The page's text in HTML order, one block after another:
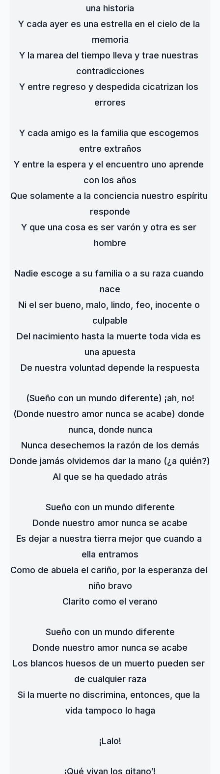
una historia
Y cada ayer es una estrella en el cielo de la
memoria
Y la marea del tiempo lleva y trae nuestras
contradicciones
Y entre regreso y despedida cicatrizan los
errores
Y cada amigo es la familia que escogemos
entre extraños
Y entre la espera y el encuentro uno aprende
con los años
Que solamente a la conciencia nuestro espíritu
responde
Y que una cosa es ser varón y otra es ser
hombre
Nadie escoge a su familia o a su raza cuando
nace
Ni el ser bueno, malo, lindo, feo, inocente o
culpable
Del nacimiento hasta la muerte toda vida es
una apuesta
De nuestra voluntad depende la respuesta
(Sueño con un mundo diferente) ¡ah, no!
(Donde nuestro amor nunca se acabe) donde
nunca, donde nunca
Nunca desechemos la razón de los demás
Donde jamás olvidemos dar la mano (¿a quién?)
Al que se ha quedado atrás
Sueño con un mundo diferente
Donde nuestro amor nunca se acabe
Es dejar a nuestra tierra mejor que cuando a
ella entramos
Como de abuela el cariño, por la esperanza del
niño bravo
Clarito como el verano
Sueño con un mundo diferente
Donde nuestro amor nunca se acabe
Los blancos huesos de un muerto pueden ser
de cualquier raza
Si la muerte no discrimina, entonces, que la
vida tampoco lo haga
¡Lalo!
¡Qué vivan los gitano′!